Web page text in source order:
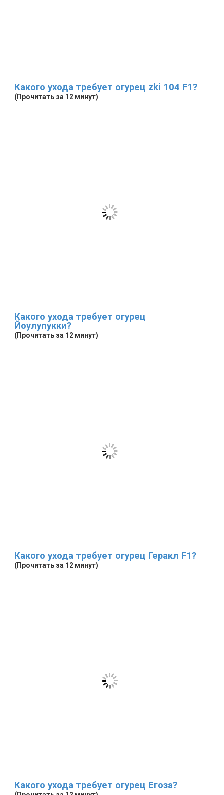
Какого ухода требует огурец zki 104 F1?
(Прочитать за 12 минут)
Какого ухода требует огурец
Йоулупукки?
(Прочитать за 12 минут)
Какого ухода требует огурец Геракл F1?
(Прочитать за 12 минут)
Какого ухода требует огурец Егоза?